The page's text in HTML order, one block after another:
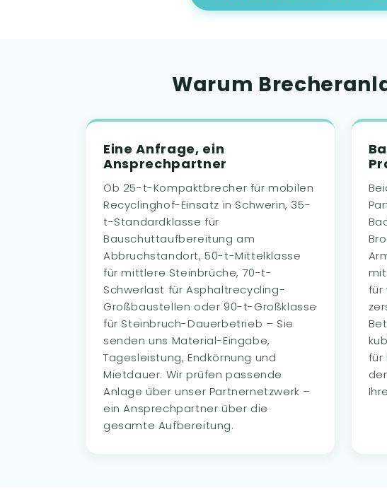
Warum
Eine Anfrage, ein
Ansprechpartner
Ob 25-t-Kompaktbrecher für mobilen
Recyclinghof-Einsatz in Schwerin, 35-
t-Standardklasse für
Bauschuttaufbereitung am
Abbruchstandort, 50-t-Mittelklasse
für mittlere Steinbrüche, 70-t-
Schwerlast für Asphaltrecycling-
Großbaustellen oder 90-t-Großklasse
für Steinbruch-Dauerbetrieb – Sie
senden uns Material-Eingabe,
Tagesleistung, Endkörnung und
Mietdauer. Wir prüfen passende
Anlage über unser Partnernetzwerk –
ein Ansprechpartner über die
gesamte Aufbereitung.
für
für